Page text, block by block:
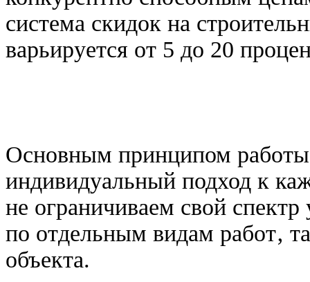
система скидок на
варьируется от 5 до 20
Основным принципом
индивидуальный подход к
не ограничиваем свой
по отдельным видам работ‚
объекта.